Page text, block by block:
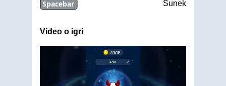
Spacebar Sunek
Video o igri